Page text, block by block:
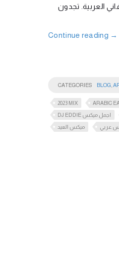
ميكس عربي مع اجمل الاغاني العربية. تجدون
Continue reading →
CATEGORIES BLOG
2023 MIX ARABIC
DJ EDDIE اجمل ميكس
ميكس العيد
عربي